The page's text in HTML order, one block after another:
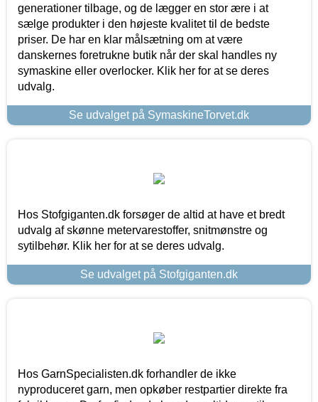
generationer tilbage, og de lægger en stor ære i at
sælge produkter i den højeste kvalitet til de bedste
priser. De har en klar målsætning om at være
danskernes foretrukne butik når der skal handles ny
symaskine eller overlocker. Klik her for at se deres
udvalg.
Se udvalget på SymaskineTorvet.dk
Hos Stofgiganten.dk forsøger de altid at have et bredt
udvalg af skønne metervarestoffer, snitmønstre og
sytilbehør. Klik her for at se deres udvalg.
Se udvalget på Stofgiganten.dk
Hos GarnSpecialisten.dk forhandler de ikke
nyproduceret garn, men opkøber restpartier direkte fra